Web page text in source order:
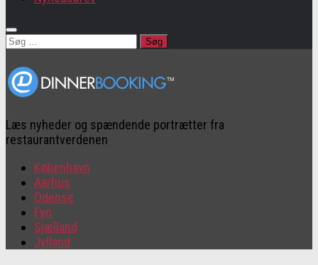
Søg
Læs nyheder og spændende portrætter fra
restaurantverdenen
København
Aarhus
Odense
Fyn
Sjælland
Jylland